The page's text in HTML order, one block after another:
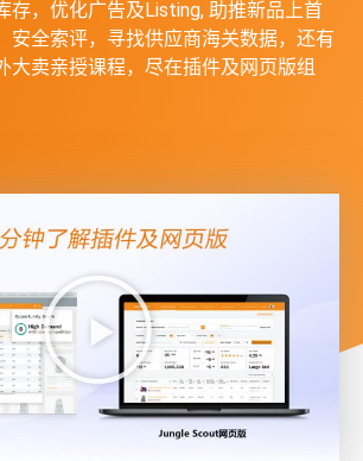
存，优化广告及Listing, 助推新品上首
安全索评，寻找供应商海关数据，还有
大卖亲授课程，尽在插件及网页版组